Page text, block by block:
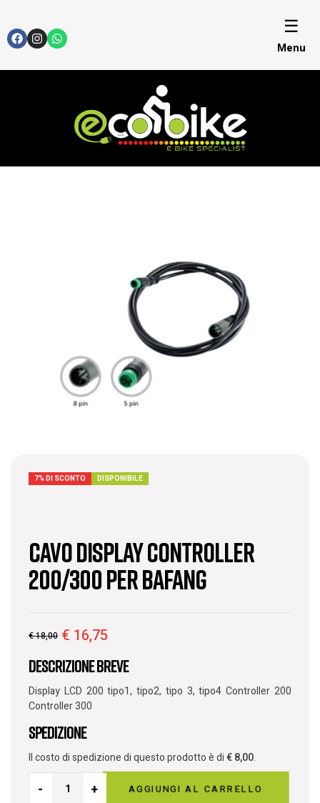
☰
Menu
7% DI SCONTO DISPONIBILE
Cavo Display Controller
200/300 per Bafang
€18,00 € 16,75
Descrizione breve
Display LCD 200 tipo1, tipo2, tipo 3, tipo4 Controller 200
Controller 300
Spedizione
Il costo di spedizione di questo prodotto è di€8,00.
- + AGGIUNGI AL CARRELLO